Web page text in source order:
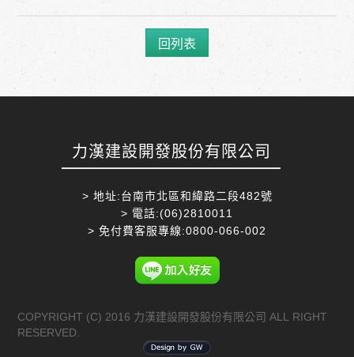
回列表
力漢建設開發股份有限公司
> 地址:台南市北區和緯路二段482號
> 電話:(06)2810011
> 免付費客服專線:0800-066-002
COPYRIGHT (C) 2016 力漢建設開發股份有限公司 ALL RIGHT
RESERVED.